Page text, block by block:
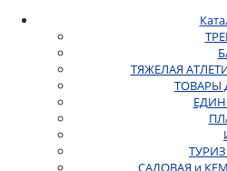
ТЯЖЕЛАЯ
ТОВАРЫ
САДОВАЯ и